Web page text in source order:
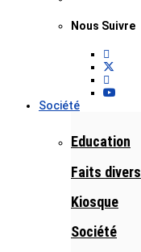
Nous Suivre
Société
Education
Faits divers
Kiosque
Société